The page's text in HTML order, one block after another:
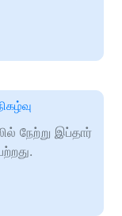
நேற்று இப்தார்